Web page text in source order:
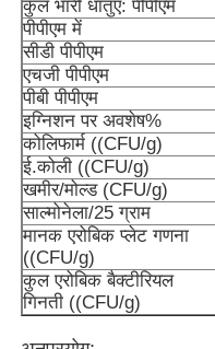
घर
उत्पाद
वीडियो
कुल भारी धातुएं: पीपीएम
पीपीएम में
सीडी पीपीएम
एचजी पीपीएम
पीबी पीपीएम
इग्निशन पर अवशेष%
कोलिफार्म ((CFU/g)
ई.कोली ((CFU/g)
खमीर/मोल्ड (CFU/g)
साल्मोनेला/25 ग्राम
मानक एरोबिक प्लेट गणना
((CFU/g)
कुल एरोबिक बैक्टीरियल
गिनती ((CFU/g)